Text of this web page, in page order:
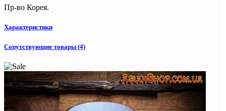
Пр-во Корея.
Характеристики
Сопутствующие товары (4)